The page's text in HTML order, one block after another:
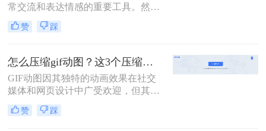
常交流和表达情感的重要工具。然
而，随着网络带宽和存储空间的限
制，gif怎么压缩到2m以下，成为了一
有效的方法来帮助您将GIF文件压缩
到2M以下。
赞 踩
怎么压缩gif动图？这3个压缩方法推荐给你！
GIF动图因其独特的动画效果在社交
媒体和网页设计中广受欢迎，但其较
大的文件体积有时会带来加载慢、流
量消耗多等问题。那么怎么压缩gif动
赞 踩